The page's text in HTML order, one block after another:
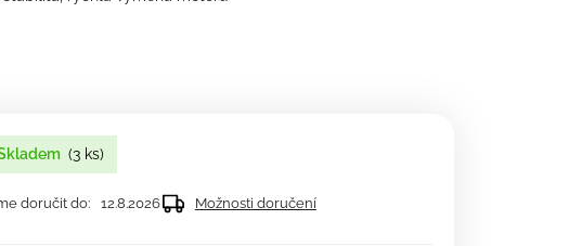
(3 ks)
doručit do: 12.8.2026 Možnosti doručení